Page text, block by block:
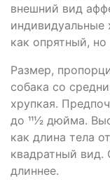
внешний вид
индивидуальные
как опрятный,
Размер,
собака со
хрупкая.
до 111⁄2 дюйма.
как длина тела
квадратный
длиннее.